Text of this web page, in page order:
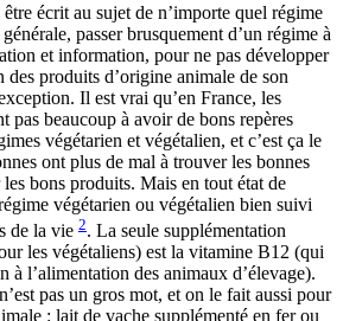
écrit au sujet de n’importe quel régime
passer brusquement d’un régime à
et information, pour ne pas développer
des produits d’origine animale de son
Il est vrai qu’en France, les
pas beaucoup à avoir de bons repères
végétarien et végétalien, et c’est ça le
ont plus de mal à trouver les bonnes
bons produits. Mais en tout état de
végétarien ou végétalien bien suivi
de la vie 2. La seule supplémentation
les végétaliens) est la vitamine B12 (qui
à l’alimentation des animaux d’élevage).
pas un gros mot, et on le fait aussi pour
: lait de vache supplémenté en fer ou